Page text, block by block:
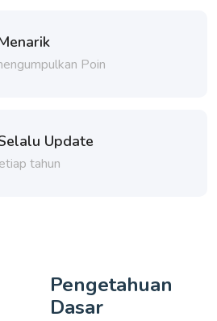
Poin
Update
tahun
Pengetahuan
Dasar